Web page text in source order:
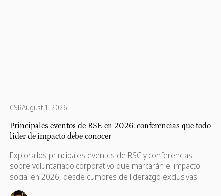
CSRAugust 1, 2026
Principales eventos de RSE en 2026: conferencias que todo
líder de impacto debe conocer
Explora los principales eventos de RSC y conferencias
sobre voluntariado corporativo que marcarán el impacto
social en 2026, desde cumbres de liderazgo exclusivas
hasta experiencias de networking para profesionales. Esta